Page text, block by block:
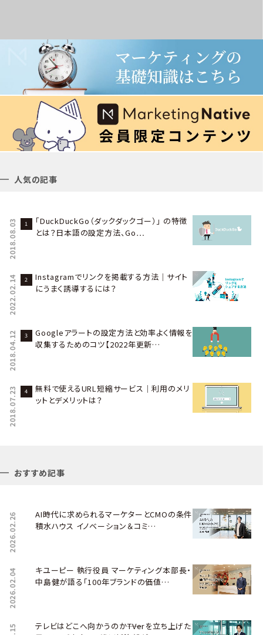
人気の記事
2018.08.03
「DuckDuckGo（ダックダックゴー）」 の特徴
とは？日本語の設定方法、Go…
2022.02.14
Instagramでリンクを掲載する方法｜サイト
にうまく誘導するには？
2018.04.12
Googleアラートの設定方法と効率よく情報を
収集するためのコツ【2022年更新…
2018.07.23
無料で使えるURL短縮サービス｜利用のメリ
ットとデメリットは？
おすすめ記事
2026.02.26
AI時代に求められるマーケターとCMOの条件――
積水ハウス イノベーション＆コミ…
2026.02.04
キユーピー 執行役員 マーケティング本部長・
中島健が語る「100年ブランドの価値…
テレビはどこへ向かうのか――TVerを立ち上げた